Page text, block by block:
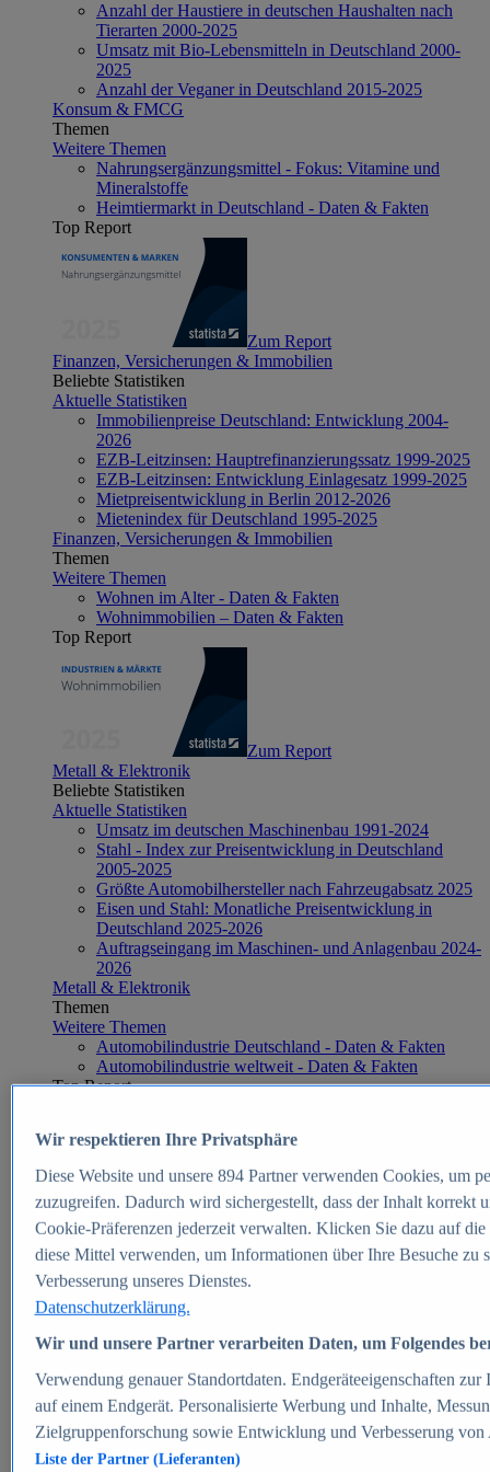
Anzahl der Haustiere in deutschen Haushalten nach
Tierarten 2000-2025
Umsatz mit Bio-Lebensmitteln in Deutschland 2000-
2025
Anzahl der Veganer in Deutschland 2015-2025
Konsum & FMCG
Themen
Weitere Themen
Nahrungsergänzungsmittel - Fokus: Vitamine und
Mineralstoffe
Heimtiermarkt in Deutschland - Daten & Fakten
Top Report
Zum Report
Finanzen, Versicherungen & Immobilien
Beliebte Statistiken
Aktuelle Statistiken
Immobilienpreise Deutschland: Entwicklung 2004-
2026
EZB-Leitzinsen: Hauptrefinanzierungssatz 1999-2025
EZB-Leitzinsen: Entwicklung Einlagesatz 1999-2025
Mietpreisentwicklung in Berlin 2012-2026
Mietenindex für Deutschland 1995-2025
Finanzen, Versicherungen & Immobilien
Themen
Weitere Themen
Wohnen im Alter - Daten & Fakten
Wohnimmobilien – Daten & Fakten
Top Report
Zum Report
Metall & Elektronik
Beliebte Statistiken
Aktuelle Statistiken
Umsatz im deutschen Maschinenbau 1991-2024
Stahl - Index zur Preisentwicklung in Deutschland
2005-2025
Größte Automobilhersteller nach Fahrzeugabsatz 2025
Eisen und Stahl: Monatliche Preisentwicklung in
Deutschland 2025-2026
Auftragseingang im Maschinen- und Anlagenbau 2024-
2026
Metall & Elektronik
Themen
Weitere Themen
Automobilindustrie Deutschland - Daten & Fakten
Automobilindustrie weltweit - Daten & Fakten
Top Report
Zum Report
E-commerce
Beliebte Statistiken
Aktuelle Statistiken
E-Commerce - Entwicklung des Umsatzes in
Deutschland 1999-2025
Umsatz von Amazon in Deutschland und weltweit
2010-2025
B2C-E-Commerce: Top-50 Online Shops in
Deutschland 2024
Marktanteile von Online-Zahlungsverfahren in
Deutschland 2024
Umsatzstarke Warengruppen im Online-Handel in
Deutschland 2023-2025
Wir respektieren Ihre Privatsphäre
Diese Website und unsere 894Partner verwenden Cookies, um
zuzugreifen. Dadurch wird sichergestellt, dass der Inhalt korrekt
Cookie-Präferenzen jederzeit verwalten. Klicken Sie dazu auf
diese Mittel verwenden, um Informationen über Ihre Besuche
Verbesserung unseres Dienstes.
Datenschutzerklärung.
Wir und unsere Partner verarbeiten Daten, um Folgendes
Verwendung genauer Standortdaten. Endgeräteeigenschaften
auf einem Endgerät. Personalisierte Werbung und Inhalte,
Zielgruppenforschung sowie Entwicklung und Verbesserung von
Liste der Partner (Lieferanten)